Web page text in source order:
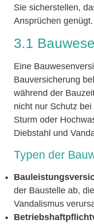
Sie sicherstellen,
Ansprüchen genügt.
3.1
Eine
Bauversicherung
während der
nicht nur Schutz
Sturm oder
Diebstahl und
Typen der
der Baustelle ab,
Vandalismus